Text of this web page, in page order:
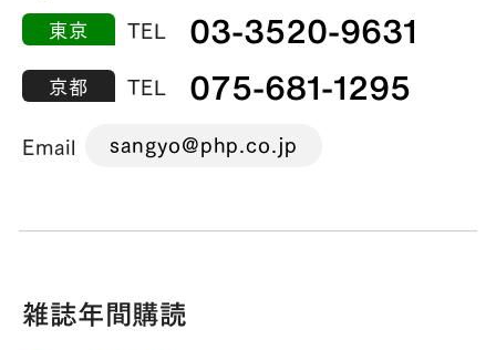
東京 TEL 03-3520-9631
京都 TEL 075-681-1295
Email sangyo@php.co.jp
雑誌年間購読